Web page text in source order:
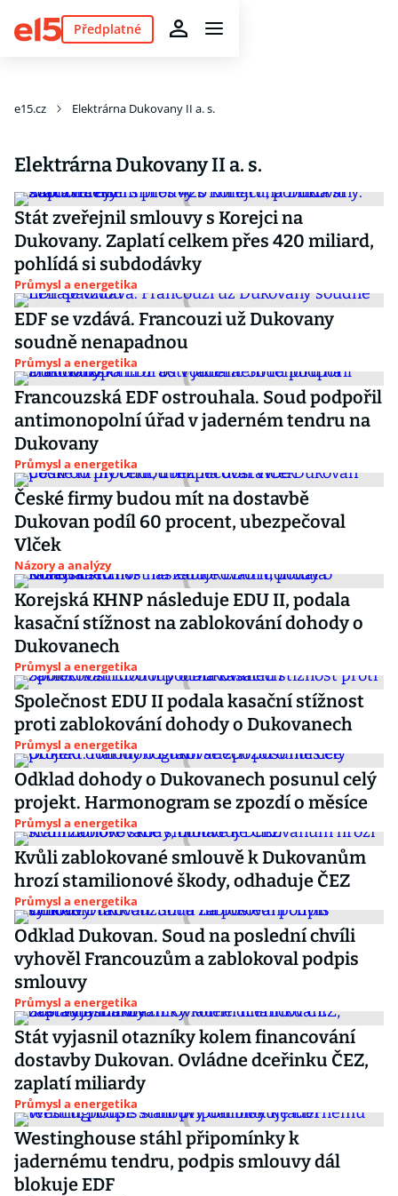
Předplatné
e15.cz Elektrárna Dukovany II a. s.
Elektrárna Dukovany II a. s.
Stát zveřejnil smlouvy s Korejci na
Dukovany. Zaplatí celkem přes 420 miliard,
pohlídá si subdodávky
Průmysl a energetika
EDF se vzdává. Francouzi už Dukovany
soudně nenapadnou
Průmysl a energetika
Francouzská EDF ostrouhala. Soud podpořil
antimonopolní úřad v jaderném tendru na
Dukovany
Průmysl a energetika
České firmy budou mít na dostavbě
Dukovan podíl 60 procent, ubezpečoval
Vlček
Názory a analýzy
Korejská KHNP následuje EDU II, podala
kasační stížnost na zablokování dohody o
Dukovanech
Průmysl a energetika
Společnost EDU II podala kasační stížnost
proti zablokování dohody o Dukovanech
Průmysl a energetika
Odklad dohody o Dukovanech posunul celý
projekt. Harmonogram se zpozdí o měsíce
Průmysl a energetika
Kvůli zablokované smlouvě k Dukovanům
hrozí stamilionové škody, odhaduje ČEZ
Průmysl a energetika
Odklad Dukovan. Soud na poslední chvíli
vyhověl Francouzům a zablokoval podpis
smlouvy
Průmysl a energetika
Stát vyjasnil otazníky kolem financování
dostavby Dukovan. Ovládne dceřinku ČEZ,
zaplatí miliardy
Průmysl a energetika
Westinghouse stáhl připomínky k
jadernému tendru, podpis smlouvy dál
blokuje EDF